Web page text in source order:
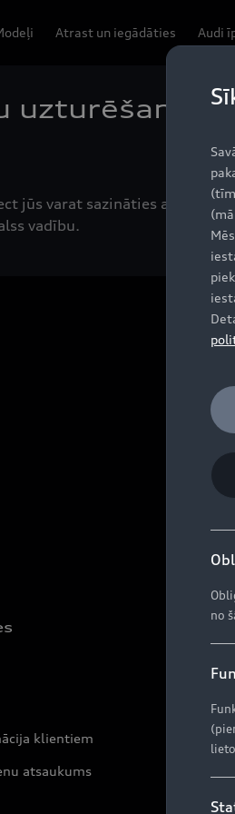
Atrast un iegādāties Audi
uzturēšana
jūs varat sazināties ar savu
vadību.
klientiem
atsaukums
no